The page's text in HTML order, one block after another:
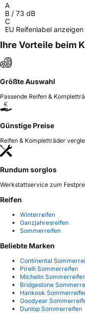
A
B / 73 dB
C
EU Reifenlabel anzeigen
Ihre Vorteile beim
Größte Auswahl
Passende Reifen &
Günstige Preise
Reifen & Kompletträder
Rundum sorglos
Werkstattservice zum
Reifen
Winterreifen
Ganzjahresreifen
Sommerreifen
Beliebte Marken
Continental
Pirelli Sommerreifen
Michelin
Bridgestone
Hankook
Goodyear
Dunlop Sommerreifen